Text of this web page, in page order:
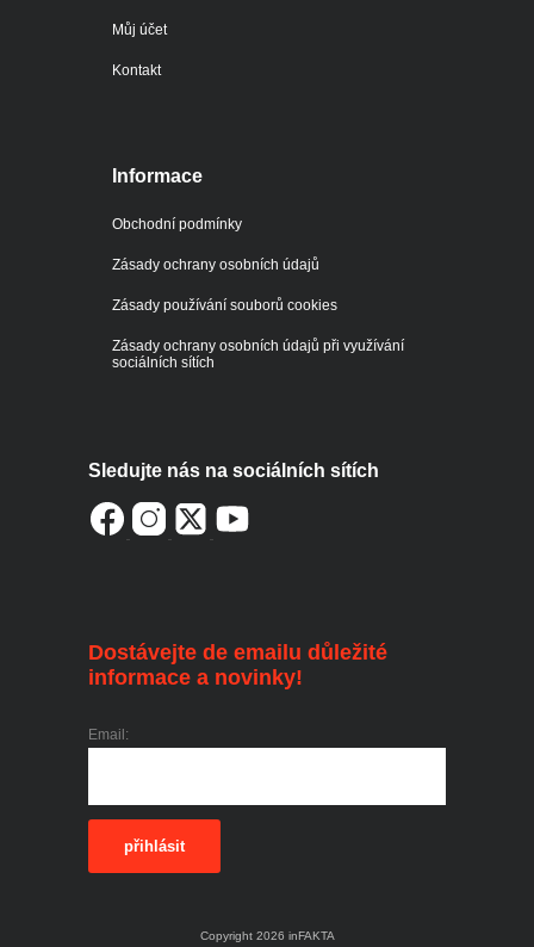
Můj účet
Kontakt
Informace
Obchodní podmínky
Zásady ochrany osobních údajů
Zásady používání souborů cookies
Zásady ochrany osobních údajů při využívání
sociálních sítích
Sledujte nás na sociálních sítích
Dostávejte de emailu důležité
informace a novinky!
Email:
přihlásit
Copyright 2026 inFAKTA